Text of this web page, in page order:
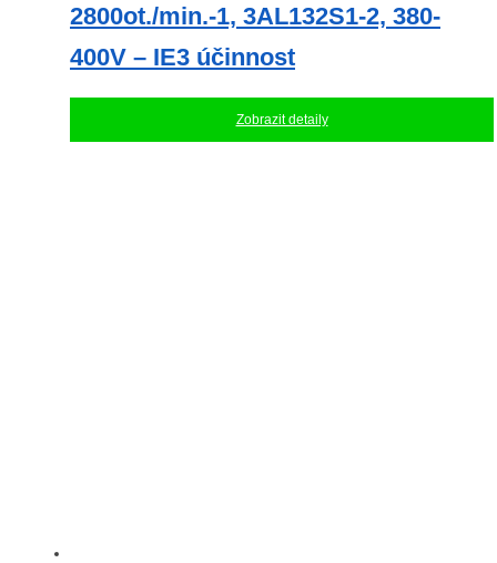
2800ot./min.-1, 3AL132S1-2, 380-
400V – IE3 účinnost
Zobrazit detaily